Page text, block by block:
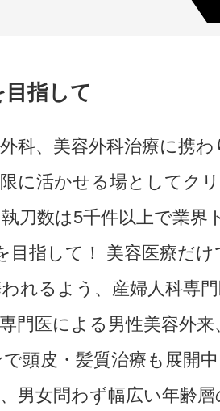
目指して
科、美容外科治療に携
に活かせる場としてク
刀数は5千件以上で業界
目指して！ 美容医療だ
れるよう、産婦人科専
門医による男性美容外
頭皮・髪質治療も展開
男女問わず幅広い年齢